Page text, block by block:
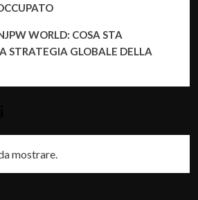
WORLD: COSA STA
STRATEGIA GLOBALE DELLA
mostrare.